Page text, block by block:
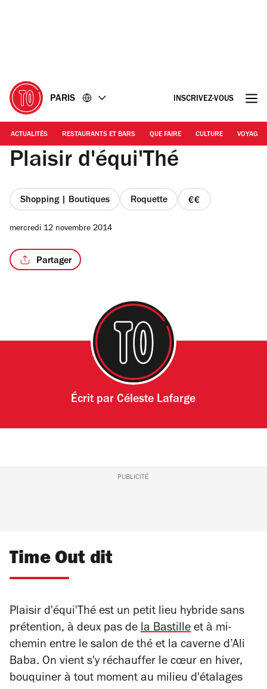
PARIS INSCRIVEZ-VOUS
ACTUALITÉS RESTAURANTS ET BARS QUE FAIRE CULTURE VOYAGE
Plaisir d'équi'Thé
Shopping | Boutiques Roquette
prix
mercredi 12 novembre 2014
Partager
Écrit parCéleste Lafarge
PUBLICITÉ
Time Out dit
Plaisir d'équi'Thé est un petit lieu hybride sans
prétention, à deux pas de la Bastille et à mi-
chemin entre le salon de thé et la caverne d’Ali
Baba. On vient s'y réchauffer le cœur en hiver,
bouquiner à tout moment au milieu d'étalages